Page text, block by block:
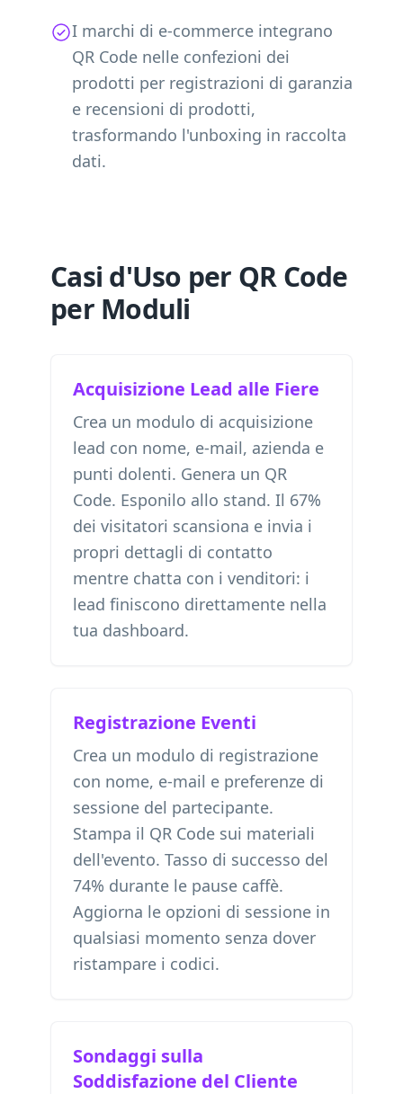
I marchi di e-commerce integrano
QR Code nelle confezioni dei
prodotti per registrazioni di garanzia
e recensioni di prodotti,
trasformando l'unboxing in raccolta
dati.
Casi d'Uso per QR Code
per Moduli
Acquisizione Lead alle Fiere
Crea un modulo di acquisizione
lead con nome, e-mail, azienda e
punti dolenti. Genera un QR
Code. Esponilo allo stand. Il 67%
dei visitatori scansiona e invia i
propri dettagli di contatto
mentre chatta con i venditori: i
lead finiscono direttamente nella
tua dashboard.
Registrazione Eventi
Crea un modulo di registrazione
con nome, e-mail e preferenze di
sessione del partecipante.
Stampa il QR Code sui materiali
dell'evento. Tasso di successo del
74% durante le pause caffè.
Aggiorna le opzioni di sessione in
qualsiasi momento senza dover
ristampare i codici.
Sondaggi sulla
Soddisfazione del Cliente